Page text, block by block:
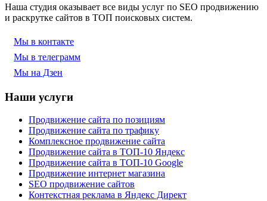
Наша студия оказывает все виды услуг по SEO продвижению
и раскрутке сайтов в ТОП поисковых систем.
Мы в контакте
Мы в телеграмм
Мы на Дзен
Наши услуги
Продвижение сайта по позициям
Продвижение сайта по трафику
Комплексное продвижение сайта
Продвижение сайта в ТОП-10 Яндекс
Продвижение сайта в ТОП-10 Google
Продвижение интернет магазина
SEO продвижение сайтов
Контекстная реклама в Яндекс Директ